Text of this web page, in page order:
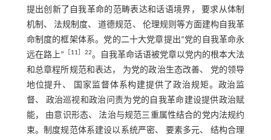
提出创新了自我革命的范畴表达和话语境界， 要求从体制
机制、 法规制度、 道德规范、 伦理规则等方面建构自我革
命制度的框架体系。党的二十大党章提出“党的自我革命永
远在路上”
11 ］22。自我革命话语被党章以党内的根本大法
和总章程所规范和表达， 为党的政治生态改善、 党的领导
地位提升、 国家监督体系构建提供了政治规矩。政治监
督、 政治巡视和政治问责为党的自我革命建设提供政治赋
能， 由意识形态、 法治与规范三重属性结合的党内法规约
束。制度规范体系建设以系统严密、 要素多元、 结构合理